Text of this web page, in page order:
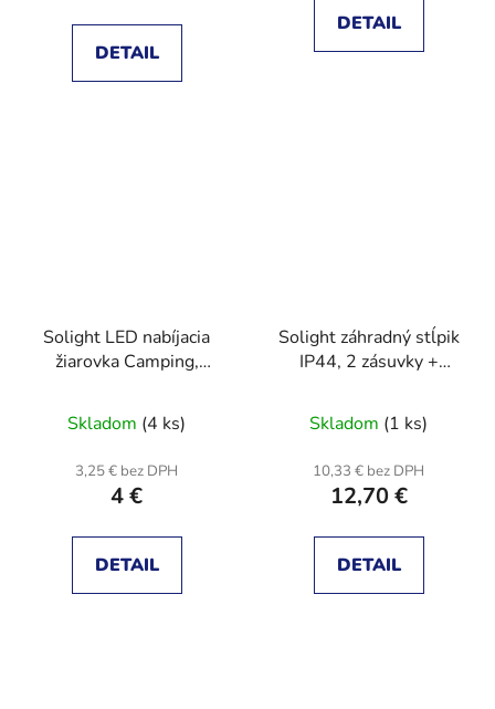
DETAIL
DETAIL
Solight LED nabíjacia
žiarovka Camping,
Skladom (4 ks)
3,25 € bez DPH
4 €
DETAIL
Solight záhradný stĺpik
IP44, 2 zásuvky +
kábel 1,5m
Skladom (1 ks)
10,33 € bez DPH
12,70 €
DETAIL